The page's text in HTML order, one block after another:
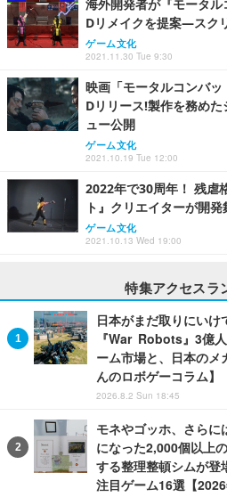
海外開発者が『モータ
Dリメイクを提案―スク
ゲーム文化
2021.11.30 Tue 9:30
映画「モータルコンバ
Dリリース!製作を務め
ュー公開
ゲーム文化
2021.10.19 Tue 12:00
2022年で30周年！ 残虐
ト』クリエイターが開
ゲーム文化
2021.10.13 Wed 19:00
特集アクセスラ
日本がまだ取りにい
『War Robots』3億
ーム市場と、日本のメ
んのロボゲーコラム】
2026.8.2 Sun 18:45
モネやゴッホ、さらに
になった2,000個以上
する整理整頓シムが
注目ゲーム16選【2026